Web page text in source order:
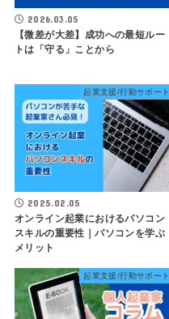
2026.03.05
【微差が大差】成功への最短ルー
トは「守る」ことから
起業支援/行動サポート
2025.02.05
オンライン起業におけるパソコン
スキルの重要性｜パソコンを学ぶ
メリット
起業支援/行動サポート